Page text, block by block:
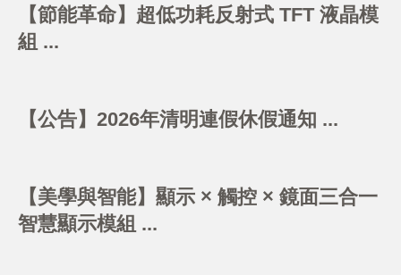
【節能革命】超低功耗反射式 TFT 液晶模
組 ...
【公告】2026年清明連假休假通知 ...
【美學與智能】顯示 × 觸控 × 鏡面三合一
智慧顯示模組 ...